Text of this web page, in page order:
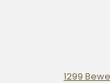
1299